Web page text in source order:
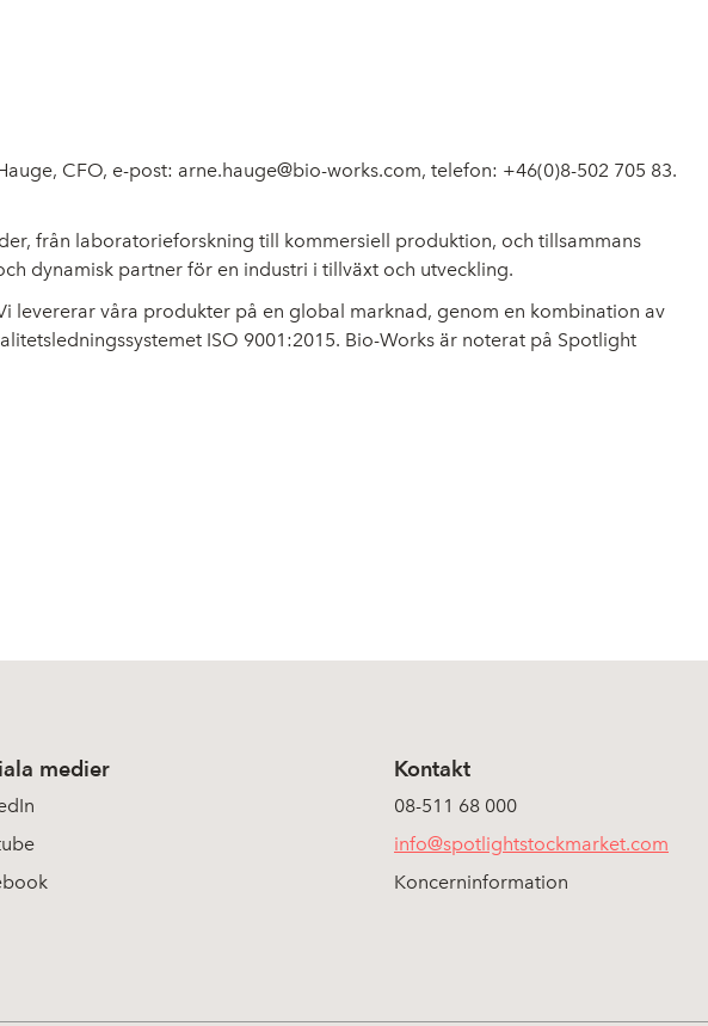
CFO, e-post: arne.hauge@bio-works.com, telefon: +46(0)8-502 705 83.
från laboratorieforskning till kommersiell produktion, och tillsammans
dynamisk partner för en industri i tillväxt och utveckling.
levererar våra produkter på en global marknad, genom en kombination av
ISO 9001:2015. Bio-Works är noterat på Spotlight
medier Kontakt
08-511 68 000
info@spotlightstockmarket.com
Koncerninformation